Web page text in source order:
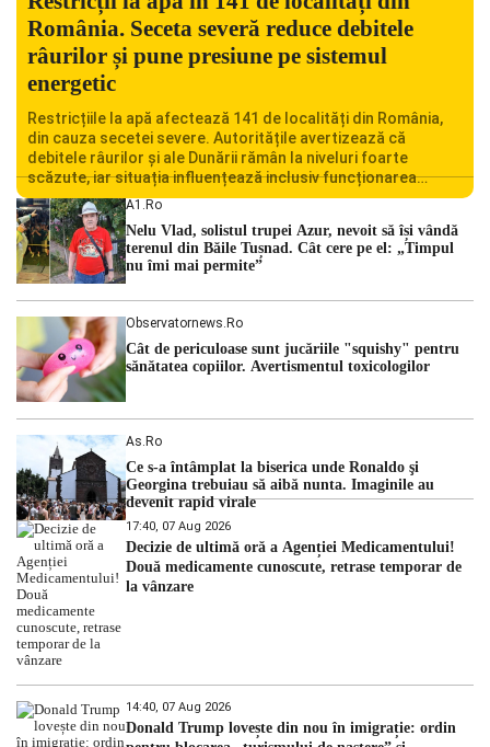
România. Seceta severă reduce debitele
râurilor și pune presiune pe sistemul
energetic
Restricțiile la apă afectează 141 de localități din România,
din cauza secetei severe. Autoritățile avertizează că
debitele râurilor și ale Dunării rămân la niveluri foarte
scăzute, iar situația influențează inclusiv funcționarea
Centralei Nucleare de la Cernavodă. România se confruntă
cu una dintre cele mai dificile perioade din punct de vedere
hidrologic din ultimii ani. Lipsa […]
A1.ro
Nelu Vlad, solistul trupei Azur, nevoit să își vândă
terenul din Băile Tușnad. Cât cere pe el: „Timpul
nu îmi mai permite”
Observatornews.ro
Cât de periculoase sunt jucăriile "squishy" pentru
sănătatea copiilor. Avertismentul toxicologilor
As.ro
Ce s-a întâmplat la biserica unde Ronaldo şi
Georgina trebuiau să aibă nunta. Imaginile au
devenit rapid virale
17:40, 07 Aug 2026
Decizie de ultimă oră a Agenției Medicamentului!
Două medicamente cunoscute, retrase temporar de
la vânzare
14:40, 07 Aug 2026
Donald Trump lovește din nou în imigrație: ordin